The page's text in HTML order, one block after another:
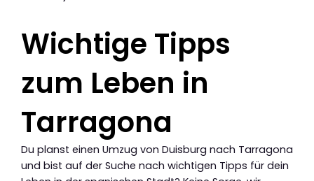
Wichtige Tipps
zum Leben in
Tarragona
Du planst einen Umzug von Duisburg nach Tarragona
und bist auf der Suche nach wichtigen Tipps für dein